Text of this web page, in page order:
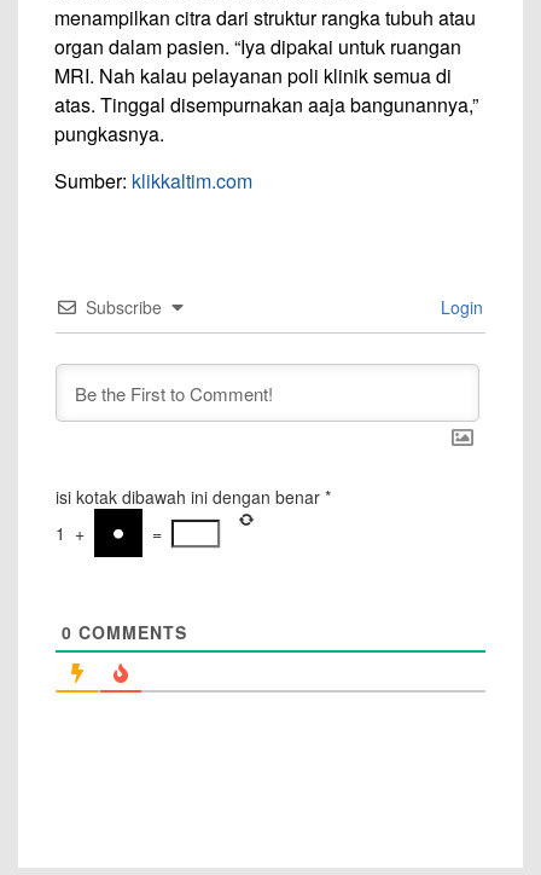
menampilkan citra dari struktur rangka tubuh atau
organ dalam pasien. “Iya dipakai untuk ruangan
MRI. Nah kalau pelayanan poli klinik semua di
atas. Tinggal disempurnakan aaja bangunannya,”
pungkasnya.
Sumber: klikkaltim.com
Subscribe Login
isi kotak dibawah ini dengan benar *
1 + =
0 COMMENTS